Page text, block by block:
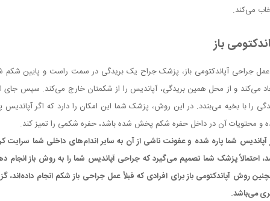
می‌کند.
باز
جراحی آپاندکتومی باز، پزشک جراح یک بریدگی در سمت راست و پایین شکم
می‌کند و از محل همین بریدگی، آپاندیس را از شکمتان خارج می‌کند. سپس جای
را با بخیه می‌بندد. در این روش، پزشک شما این امکان را دارد که اگر آپاندیس
و محتویات آن در داخل حفره شکم پخش شده باشد، حفره شکمی را تمیز کند.
آپاندیس شما پاره شده و عفونت ناشی از آن به سایر اندام‌های داخلی شما سرایت
احتمالاً پزشک شما تصمیم می‌گیرد که جراحی آپاندیس شما را به روش باز انجام
روش آپاندکتومی باز برای افرادی که قبلاً عمل جراحی باز شکم انجام داده‌اند،
می‌باشد.